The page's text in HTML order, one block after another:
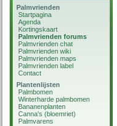
Palmvrienden
Startpagina
Agenda
Kortingskaart
Palmvrienden forums
Palmvrienden chat
Palmvrienden wiki
Palmvrienden maps
Palmvrienden label
Contact
Plantenlijsten
Palmbomen
Winterharde palmbomen
Bananenplanten
Canna's (bloemriet)
Palmvarens